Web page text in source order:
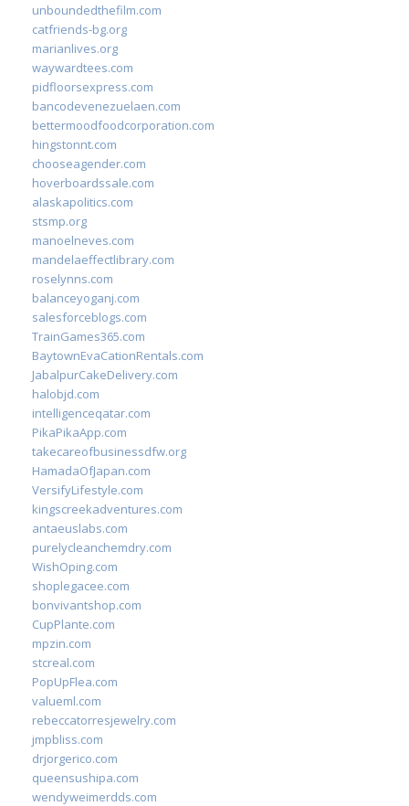
unboundedthefilm.com
catfriends-bg.org
marianlives.org
waywardtees.com
pidfloorsexpress.com
bancodevenezuelaen.com
bettermoodfoodcorporation.com
hingstonnt.com
chooseagender.com
hoverboardssale.com
alaskapolitics.com
stsmp.org
manoelneves.com
mandelaeffectlibrary.com
roselynns.com
balanceyoganj.com
salesforceblogs.com
TrainGames365.com
BaytownEvaCationRentals.com
JabalpurCakeDelivery.com
halobjd.com
intelligenceqatar.com
PikaPikaApp.com
takecareofbusinessdfw.org
HamadaOfJapan.com
VersifyLifestyle.com
kingscreekadventures.com
antaeuslabs.com
purelycleanchemdry.com
WishOping.com
shoplegacee.com
bonvivantshop.com
CupPlante.com
mpzin.com
stcreal.com
PopUpFlea.com
valueml.com
rebeccatorresjewelry.com
jmpbliss.com
drjorgerico.com
queensushipa.com
wendyweimerdds.com